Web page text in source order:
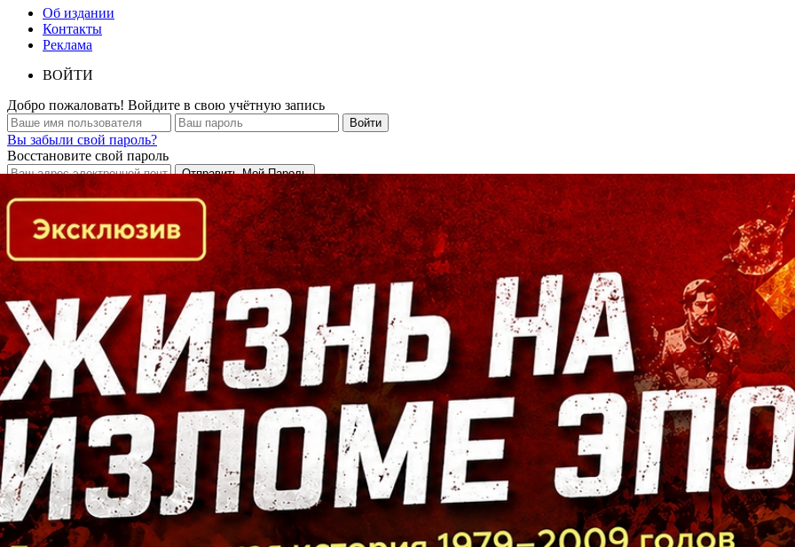
Об издании
Контакты
Реклама
ВОЙТИ
Добро пожаловать! Войдите в свою учётную запись
Вы забыли свой пароль?
Восстановите свой пароль
Кто есть кто в Байкальском регионе